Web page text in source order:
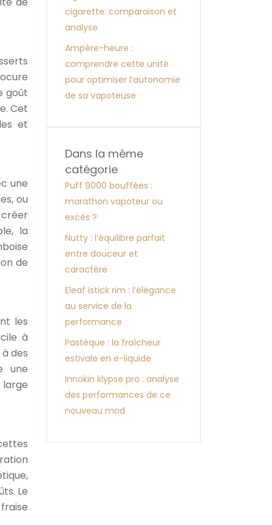
goût
Cet
et
une
ou
la
de
les
à
des
une
large
Le
cigarette: comparaison et
analyse
Ampère-heure :
comprendre cette unité
pour optimiser l’autonomie
de sa vapoteuse
Dans la même
catégorie
Puff 9000 bouffées :
marathon vapoteur ou
excès ?
Nutty : l’équilibre parfait
entre douceur et
caractère
Eleaf istick rim : l’élégance
au service de la
performance
Pastèque : la fraîcheur
estivale en e-liquide
Innokin klypse pro : analyse
des performances de ce
nouveau mod